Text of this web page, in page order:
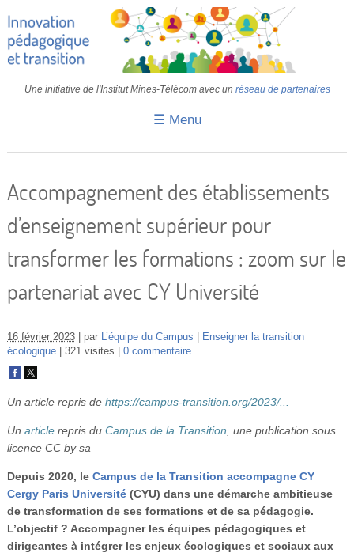
Une initiative de l'Institut Mines-Télécom avec un réseau de partenaires
☰ Menu
Transition
IA
IMT
Colloques
S’inscrire
Se connecter
Accompagnement des établissements
d’enseignement supérieur pour
transformer les formations : zoom sur le
partenariat avec CY Université
16 février 2023 par L’équipe du Campus
Enseigner la transition
écologique
321 visites 0 commentaire
Un article repris de https://campus-transition.org/2023/...
Un articlerepris du Campus de la Transition , une publication sous
licence CC by sa
Depuis 2020, le Campus de la Transition accompagne CY
Cergy Paris Université(CYU) dans une démarche ambitieuse
de transformation de ses formations et de sa pédagogie.
L’objectif ? Accompagner les équipes pédagogiques et
dirigeantes à intégrer les enjeux écologiques et sociaux aux